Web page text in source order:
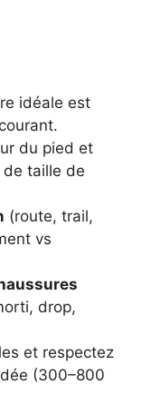
idéale est
du pied et
de taille de
(route, trail,
vs
drop,
et respectez
(300–800